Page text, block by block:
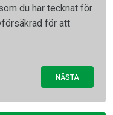
du har tecknat för
för att
NÄSTA